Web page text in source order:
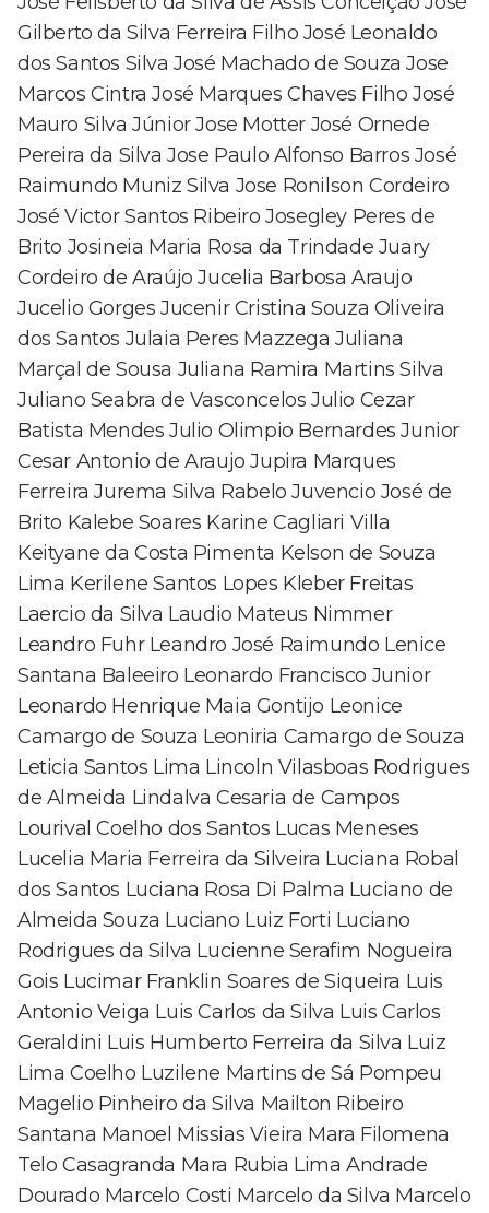
Gilberto da Silva Ferreira Filho José Leonaldo
dos Santos Silva José Machado de Souza Jose
Marcos Cintra José Marques Chaves Filho José
Mauro Silva Júnior Jose Motter José Ornede
Pereira da Silva Jose Paulo Alfonso Barros José
Raimundo Muniz Silva Jose Ronilson Cordeiro
José Victor Santos Ribeiro Josegley Peres de
Brito Josineia Maria Rosa da Trindade Juary
Cordeiro de Araújo Jucelia Barbosa Araujo
Jucelio Gorges Jucenir Cristina Souza Oliveira
dos Santos Julaia Peres Mazzega Juliana
Marçal de Sousa Juliana Ramira Martins Silva
Juliano Seabra de Vasconcelos Julio Cezar
Batista Mendes Julio Olimpio Bernardes Junior
Cesar Antonio de Araujo Jupira Marques
Ferreira Jurema Silva Rabelo Juvencio José de
Brito Kalebe Soares Karine Cagliari Villa
Keityane da Costa Pimenta Kelson de Souza
Lima Kerilene Santos Lopes Kleber Freitas
Laercio da Silva Laudio Mateus Nimmer
Leandro Fuhr Leandro José Raimundo Lenice
Santana Baleeiro Leonardo Francisco Junior
Leonardo Henrique Maia Gontijo Leonice
Camargo de Souza Leoniria Camargo de Souza
Leticia Santos Lima Lincoln Vilasboas Rodrigues
de Almeida Lindalva Cesaria de Campos
Lourival Coelho dos Santos Lucas Meneses
Lucelia Maria Ferreira da Silveira Luciana Robal
dos Santos Luciana Rosa Di Palma Luciano de
Almeida Souza Luciano Luiz Forti Luciano
Rodrigues da Silva Lucienne Serafim Nogueira
Gois Lucimar Franklin Soares de Siqueira Luis
Antonio Veiga Luis Carlos da Silva Luis Carlos
Geraldini Luis Humberto Ferreira da Silva Luiz
Lima Coelho Luzilene Martins de Sá Pompeu
Magelio Pinheiro da Silva Mailton Ribeiro
Santana Manoel Missias Vieira Mara Filomena
Telo Casagranda Mara Rubia Lima Andrade
Dourado Marcelo Costi Marcelo da Silva Marcelo